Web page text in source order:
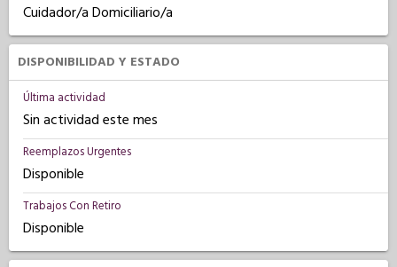
Cuidador/a Domiciliario/a
DISPONIBILIDAD Y ESTADO
Última actividad
Sin actividad este mes
Reemplazos Urgentes
Disponible
Trabajos Con Retiro
Disponible